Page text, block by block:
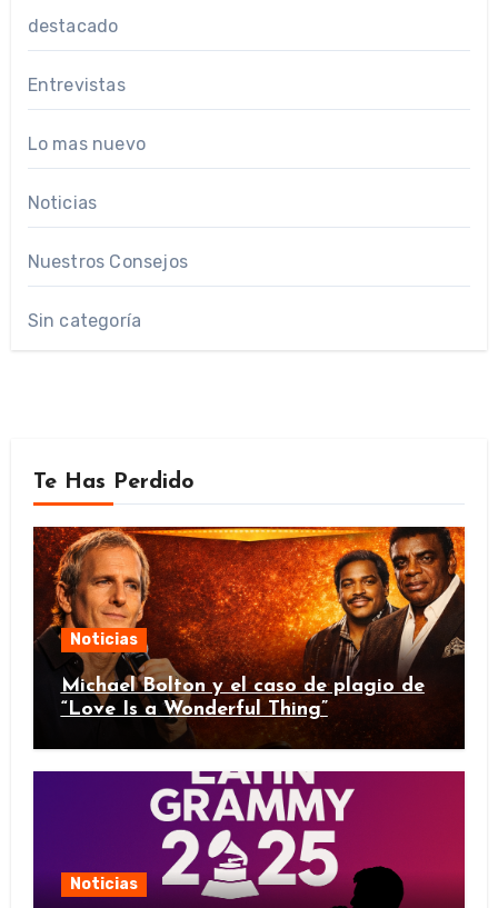
destacado
Entrevistas
Lo mas nuevo
Noticias
Nuestros Consejos
Sin categoría
Te Has Perdido
Noticias
Michael Bolton y el caso de plagio de
“Love Is a Wonderful Thing”
Noticias